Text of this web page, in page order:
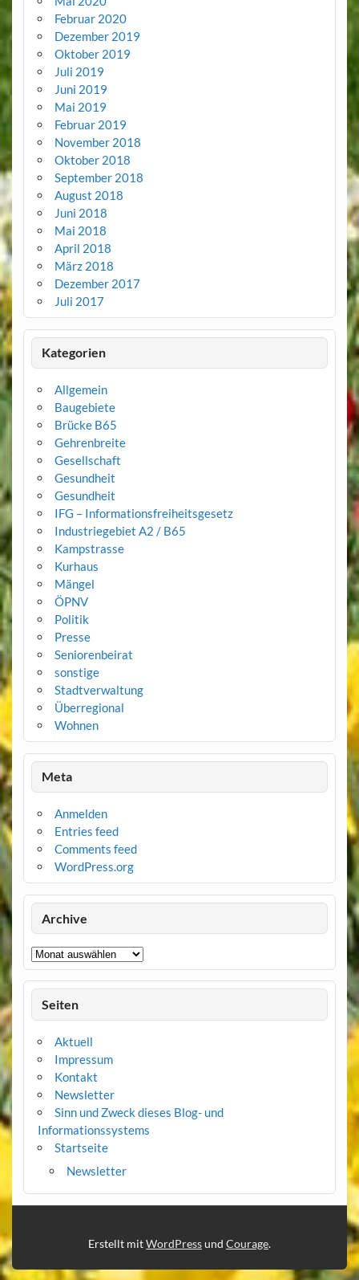
Februar 2020
Dezember 2019
Oktober 2019
Juli 2019
Juni 2019
Mai 2019
Februar 2019
November 2018
Oktober 2018
September 2018
August 2018
Juni 2018
Mai 2018
April 2018
März 2018
Dezember 2017
Juli 2017
Kategorien
Allgemein
Baugebiete
Brücke B65
Gehrenbreite
Gesellschaft
Gesundheit
Gesundheit
IFG – Informationsfreiheitsgesetz
Industriegebiet A2 / B65
Kampstrasse
Kurhaus
Mängel
ÖPNV
Politik
Presse
Seniorenbeirat
sonstige
Stadtverwaltung
Überregional
Wohnen
Meta
Anmelden
Entries feed
Comments feed
WordPress.org
Archive
Archive
Seiten
Aktuell
Impressum
Kontakt
Newsletter
Sinn und Zweck dieses Blog- und
Informationssystems
Startseite
Newsletter
Erstellt mitWordPressund Courage.